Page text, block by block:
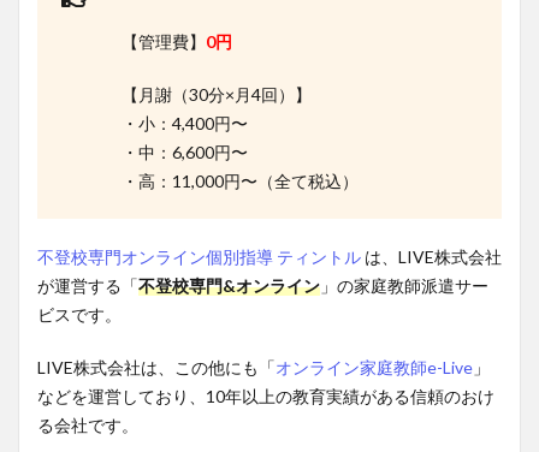
【管理費】 0円
【月謝（30分×月4回）】
・小：4,400円〜
・中：6,600円〜
・高：11,000円〜（全て税込）
不登校専門オンライン個別指導 ティントル は、LIVE株式会社
が運営する「不登校専門&オンライン 」の家庭教師派遣サー
ビスです。
LIVE株式会社は、この他にも「オンライン家庭教師e-Live 」
などを運営しており、10年以上の教育実績がある信頼のおけ
る会社です。